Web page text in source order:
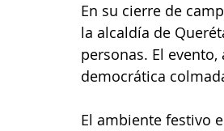
En su cierre de
la alcaldía de
personas. El
democrática
El ambiente festivo